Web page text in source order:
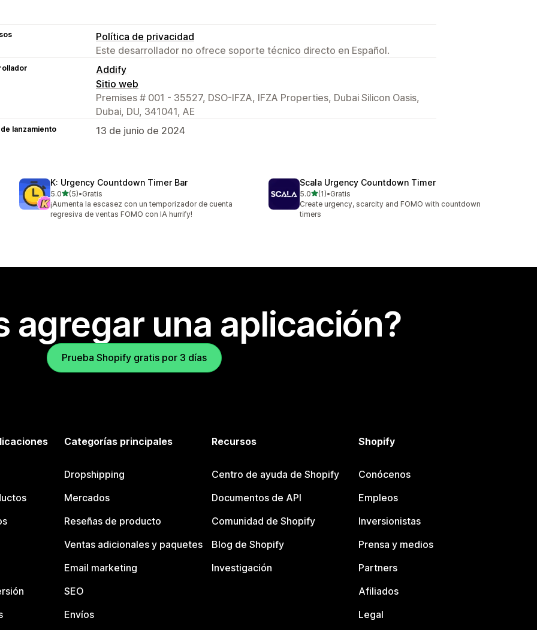
Política de privacidad
Este desarrollador no ofrece soporte técnico directo en Español.
Addify
Sitio web
Premises # 001 - 35527, DSO-IFZA, IFZA Properties, Dubai Silicon Oasis,
Dubai, DU, 341041, AE
lanzamiento 13 de junio de 2024
K: Urgency Countdown Timer Bar
5.0de 5 estrellas
(5)
5 reseñas en total
•Gratis
¡Aumenta la escasez con un temporizador de cuenta
regresiva de ventas FOMO con IA hurrify!
Scala Urgency Countdown Timer
5.0de 5 estrellas
(1)
1 reseñas en total
•Gratis
Create urgency, scarcity and FOMO with countdown
timers
agregar una aplicación?
Prueba Shopify gratis por 3 días
Categorías principales
Dropshipping
Mercados
Reseñas de producto
Ventas adicionales y paquetes
Email marketing
SEO
Envíos
Recursos
Centro de ayuda de Shopify
Documentos de API
Comunidad de Shopify
Blog de Shopify
Investigación
Shopify
Conócenos
Empleos
Inversionistas
Prensa y medios
Partners
Afiliados
Legal